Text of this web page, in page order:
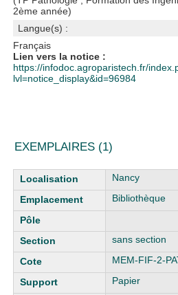
2ème année)
Langue(s) :
Français
Lien vers la notice :
https://infodoc.agroparistech.fr/
lvl=notice_display&id=96984
EXEMPLAIRES (1)
Liste des exemplaires
Nancy
Bibliothèque
sans section
MEM-FIF-2-
Papier